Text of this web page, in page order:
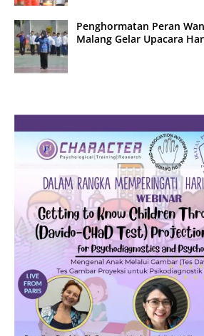
Penghormatan Peran
Malang Gelar Upacara